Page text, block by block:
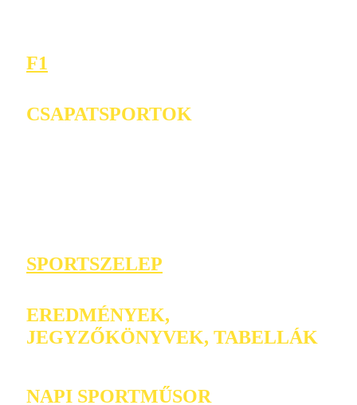
F1
CSAPATSPORTOK
SPORTSZELEP
EREDMÉNYEK,
JEGYZŐKÖNYVEK, TABELLÁK
NAPI SPORTMŰSOR